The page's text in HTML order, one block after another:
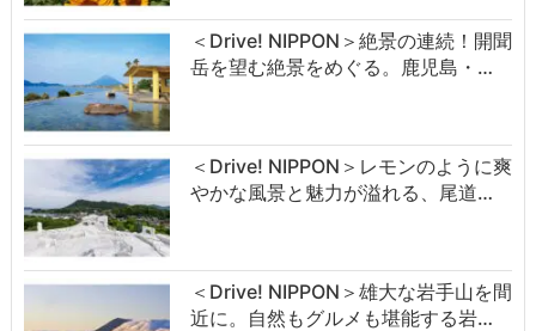
＜Drive! NIPPON＞絶景の連続！開聞
岳を望む絶景をめぐる。鹿児島・…
＜Drive! NIPPON＞レモンのように爽
やかな風景と魅力が溢れる、尾道…
＜Drive! NIPPON＞雄大な岩手山を間
近に。自然もグルメも堪能する岩…